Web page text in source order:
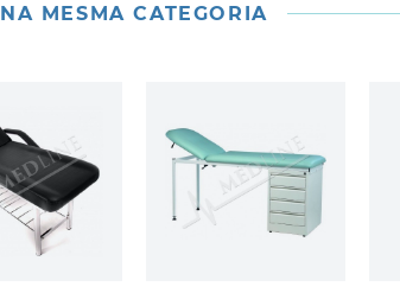
NA MESMA CATEGORIA